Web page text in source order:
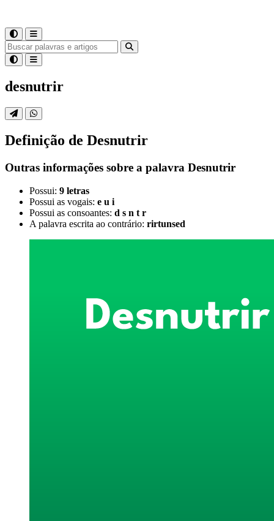
desnutrir
Definição de Desnutrir
Outras informações sobre a palavra Desnutrir
Possui: 9 letras
Possui as vogais: e u i
Possui as consoantes: d s n t r
A palavra escrita ao contrário: rirtunsed